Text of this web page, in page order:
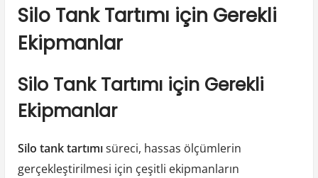
Silo Tank Tartımı için Gerekli
Ekipmanlar
Silo Tank Tartımı için Gerekli
Ekipmanlar
Silo tank tartımısüreci, hassas ölçümlerin
gerçekleştirilmesi için çeşitli ekipmanların